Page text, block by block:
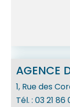
AGENCE
1, Rue des
Tél. :03 21 86